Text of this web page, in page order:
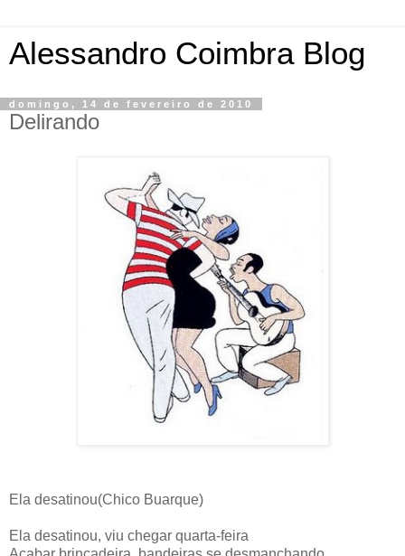
Alessandro Coimbra Blog
domingo, 14 de fevereiro de 2010
Delirando
Ela desatinou(Chico Buarque)
Ela desatinou, viu chegar quarta-feira